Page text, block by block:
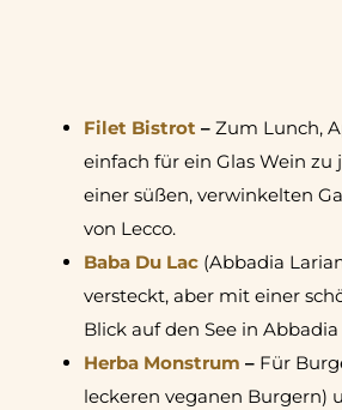
Filet Bistrot – Zum Lunch,
einfach für ein Glas Wein zu
einer süßen, verwinkelten
von Lecco.
Baba Du Lac (Abbadia
versteckt, aber mit einer
Blick auf den See in Abbadia
Herba Monstrum – Für
leckeren veganen Burgern)